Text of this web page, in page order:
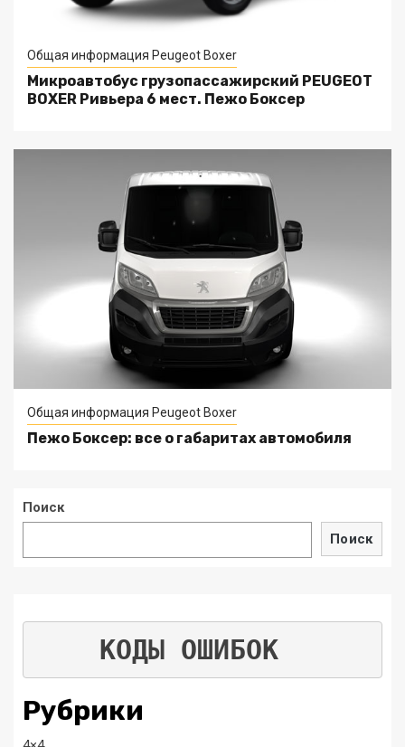
Общая информация Peugeot Boxer
Микроавтобус грузопассажирский PEUGEOT
BOXER Ривьера 6 мест. Пежо Боксер
Общая информация Peugeot Boxer
Пежо Боксер: все о габаритах автомобиля
Поиск
Поиск
КОДЫ ОШИБОК
Рубрики